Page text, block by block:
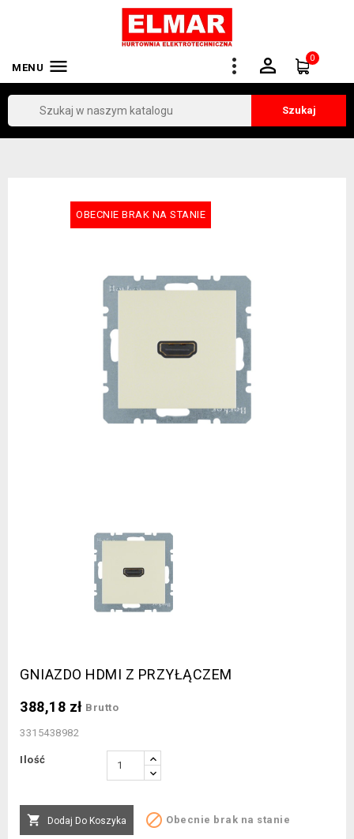
MENU  0

Szukaj
OBECNIE BRAK NA STANIE
GNIAZDO HDMI Z PRZYŁĄCZEM
388,18 zł Brutto
3315438982
Ilość
 Dodaj Do Koszyka  Obecnie brak na stanie